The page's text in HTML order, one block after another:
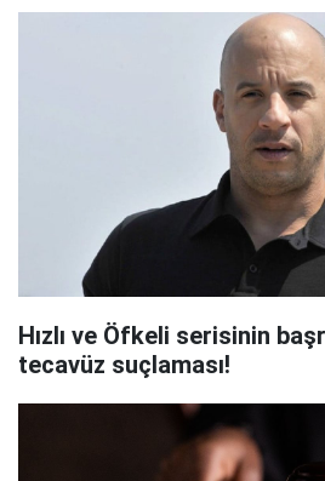
Hızlı ve Öfkeli serisinin
tecavüz suçlaması!